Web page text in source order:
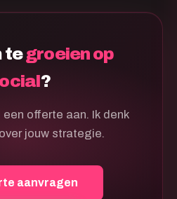
tegroeien op
?
offerte aan. Ik denk
jouw strategie.
aanvragen